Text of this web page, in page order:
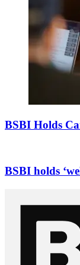
BSBI Holds
BSBI holds